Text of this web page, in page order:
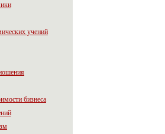
учений
бизнеса